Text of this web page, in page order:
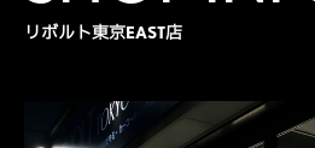
リボルト東京EAST店